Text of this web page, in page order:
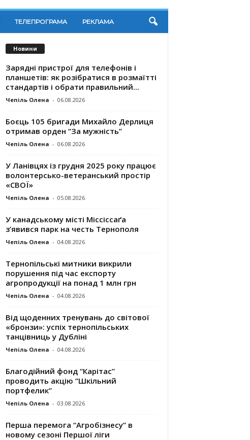
ТЕЛЕПРОГРАМА РЕКЛАМА
Новини
Зарядні пристрої для телефонів і
планшетів: як розібратися в розмаїтті
стандартів і обрати правильний...
Чепіль Олена - 06.08.2026
Боєць 105 бригади Михайло Дерлиця
отримав орден “За мужність”
Чепіль Олена - 06.08.2026
У Ланівцях із грудня 2025 року працює
волонтерсько-ветеранський простір
«СВОЇ»
Чепіль Олена - 05.08.2026
У канадському місті Міссіссаґа
з’явився парк на честь Тернополя
Чепіль Олена - 04.08.2026
Тернопільські митники викрили
порушення під час експорту
агропродукції на понад 1 млн грн
Чепіль Олена - 04.08.2026
Від щоденних тренувань до світової
«бронзи»: успіх тернопільських
танцівниць у Дубліні
Чепіль Олена - 04.08.2026
Благодійний фонд “Карітас”
проводить акцію “Шкільний
портфелик”
Чепіль Олена - 03.08.2026
Перша перемога “Агробізнесу” в
новому сезоні Першої ліги